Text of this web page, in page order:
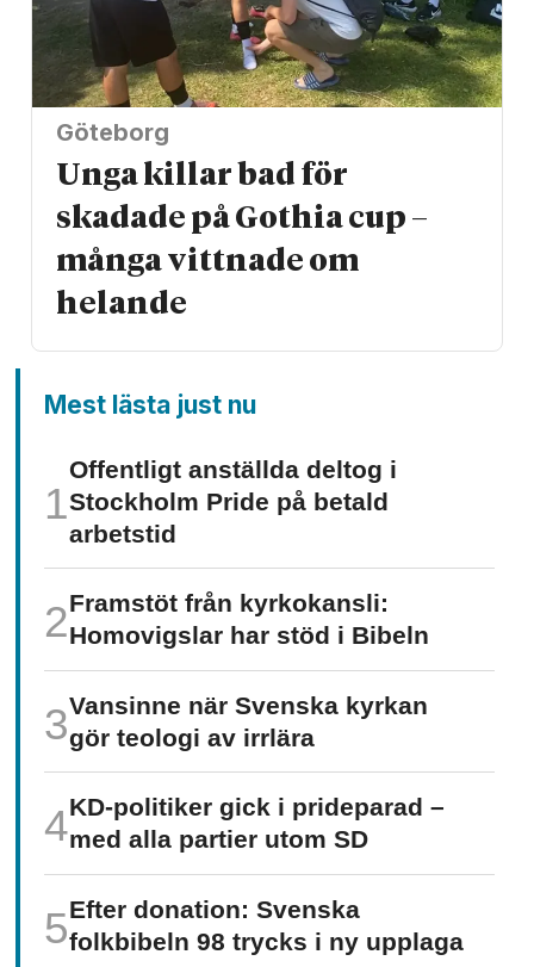
Göteborg
Unga killar bad för
skadade på Gothia cup –
många vittnade om
helande
Mest lästa just nu
Offentligt anställda deltog i
Stockholm Pride på betald
arbetstid
Framstöt från kyrkokansli:
Homo­vigslar har stöd i Bibeln
Vansinne när Svenska kyrkan
gör teologi av irrlära
KD-politiker gick i prideparad –
med alla partier utom SD
Efter donation: Svenska
folkbibeln 98 trycks i ny upplaga